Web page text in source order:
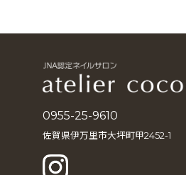
0955-25-9610
佐賀県伊万里市大坪町甲2452-1